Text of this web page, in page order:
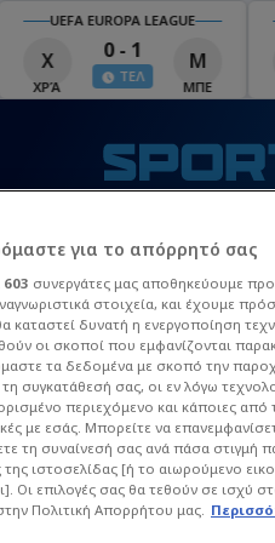
UEFA EUROPA LEAGUE
ΧΡΆ
0 - 1
ΤΕΛ
ΜΠΕ
La Liga
για το απόρρητό σας
603 συνεργάτες μας αποθηκεύουμε
στοιχεία, και έχουμε
καταστεί δυνατή η ενεργοποίηση
οι σκοποί που εμφανίζονται
τα δεδομένα με σκοπό την
συγκατάθεσή σας, οι εν λόγω
περιεχόμενο και κάποιες από
με εσάς. Μπορείτε να
τη συναίνεσή σας ανά πάσα στιγμή
ιστοσελίδας [ή το αιωρούμενο
Οι επιλογές σας θα τεθούν σε ισχύ
Πολιτική Απορρήτου μας.